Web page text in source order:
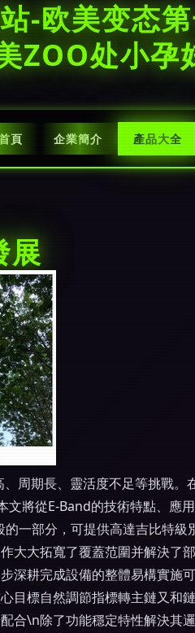
-欧美变态
ZOO处小
頁 企業簡介 產品大全
展
周期長、靈活度不足等挑戰。
將從E-Band的技術特點、應
一部分，可提供高達吉比特
大大拓寬了覆蓋范圍并解決了
深耕完成設備的整體易構實施
目標自然調節指標轉主鏈又和
合\n除了功能穩定特性解決其